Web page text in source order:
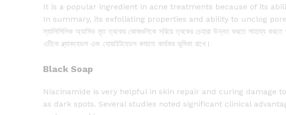
It is a popular ingredient in acne treatments because of its
In summary, its exfoliating properties and ability to unclog
স্যালিসিলিক অ্যাসিড মৃত ত্বকের কোষগুলিকে সরিয়ে ত্বকের চেহারা উন্নত করতে সাহায্য করতে
এটিকে ব্ল্যাকহেডস এবং হোয়াইটহেডস কমাতে কার্যকর ভূমিকা রাখে।
Black Soap
Niacinamide is very helpful in skin repair and curing damage
as dark spots. Several studies noted significant clinical